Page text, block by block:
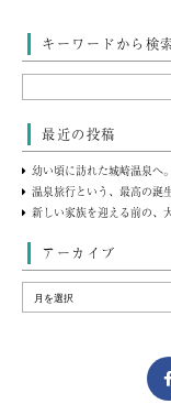
キーワードから検
最近の投稿
幼い頃に訪れた城崎温泉へ
温泉旅行という、最高の誕
新しい家族を迎える前の、
アーカイブ